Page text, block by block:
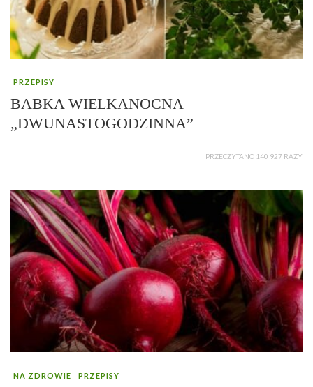
PRZEPISY
BABKA WIELKANOCNA
„DWUNASTOGODZINNA”
PRZECZYTANO 140 927 RAZY
NA ZDROWIE PRZEPISY